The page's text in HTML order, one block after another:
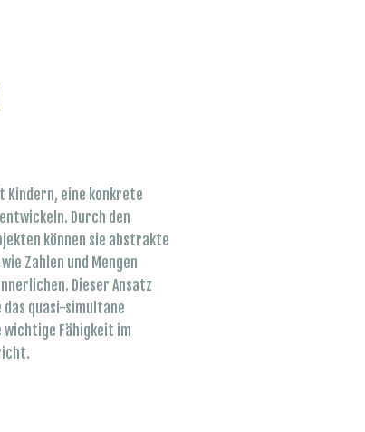
Kindern, eine konkrete
Durch den
können sie abstrakte
Zahlen und Mengen
Dieser Ansatz
quasi-simultane
wichtige Fähigkeit im